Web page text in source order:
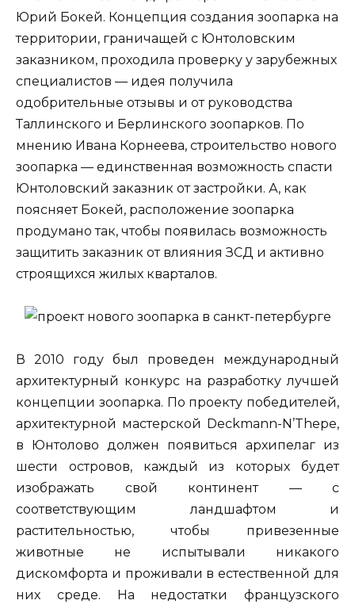
Юрий Бокей. Концепция создания зоопарка на
территории, граничащей с Юнтоловским
заказником, проходила проверку у зарубежных
специалистов — идея получила
одобрительные отзывы и от руководства
Таллинского и Берлинского зоопарков. По
мнению Ивана Корнеева, строительство нового
зоопарка — единственная возможность спасти
Юнтоловский заказник от застройки. А, как
поясняет Бокей, расположение зоопарка
продумано так, чтобы появилась возможность
защитить заказник от влияния ЗСД и активно
строящихся жилых кварталов.
В 2010 году был проведен международный
архитектурный конкурс на разработку лучшей
концепции зоопарка. По проекту победителей,
архитектурной мастерской Deckmann-N’Thepe,
в Юнтолово должен появиться архипелаг из
шести островов, каждый из которых будет
изображать свой континент — с
соответствующим ландшафтом и
растительностью, чтобы привезенные
животные не испытывали никакого
дискомфорта и проживали в естественной для
них среде. На недостатки французского